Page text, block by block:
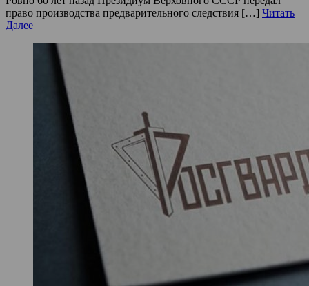
право производства предварительного следствия […] Читать
Далее